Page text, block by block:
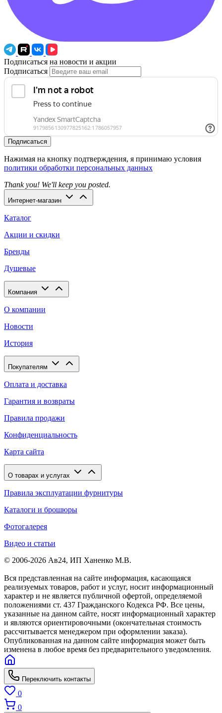
Подписаться на новости и акции
Подписаться
Подписаться
Нажимая на кнопку подтверждения, я принимаю условия
политики обработки персональных данных
Thank you! We'll keep you posted.
Интернет-магазин
Каталог
Акции и скидки
Бренды
Душевые
Компания
О компании
Новости
История
Покупателям
Оплата и доставка
Гарантия и возвраты
Правила продажи
Конфиденциальность
Карта сайта
О товарах и услугах
Правила эксплуатации фурнитуры
Каталоги и брошюры
Фотогалерея
Видео и статьи
© 2006-2026 Ав24, ИП Ханенко М.В.
Вся представленная на сайте информация, касающаяся
реализуемых товаров, работ и услуг, носит информационный
характер и не является публичной офертой, определяемой
положениями ст. 437 Гражданского Кодекса РФ. Все цены,
указанные на данном сайте, носят информационный характер
и являются ориентировочными (окончательная стоимость
рассчитывается менеджером при оформлении заказа).
Опубликованная на данном сайте информация может быть
изменена в любое время без предварительного уведомления.
Переключить контакты
0
0